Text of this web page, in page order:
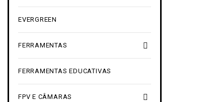
EVERGREEN

FERRAMENTAS
FERRAMENTAS EDUCATIVAS

FPV E CÂMARAS